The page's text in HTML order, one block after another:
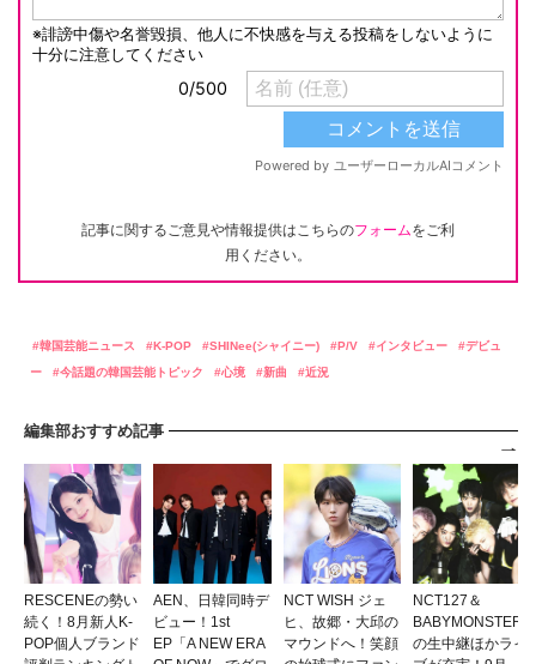
記事に関するご意見や情報提供はこちらのフォームをご利
用ください。
韓国芸能ニュース K-POP SHINee(シャイニー) P/V インタビュー
デビュ
ー
今話題の韓国芸能トピック 心境 新曲 近況
編集部おすすめ記事
RESCENEの勢い
続く！8月新人K-
POP個人ブランド
AEN、日韓同時デ
ビュー！1st
EP「A NEW ERA
NCT WISH ジェ
ヒ、故郷・大邱の
マウンドへ！笑顔
NCT127＆
BABYMONSTER
の生中継ほかライ